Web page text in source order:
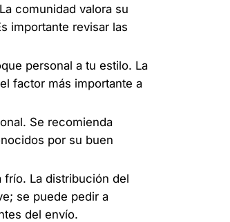
comunidad valora su
importante revisar las
personal a tu estilo. La
factor más importante a
Se recomienda
por su buen
frío. La distribución del
se puede pedir a
del envío.